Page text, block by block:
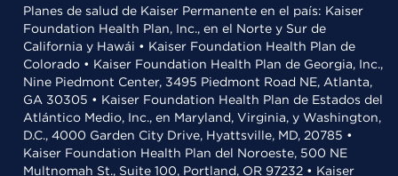
Planes de salud de Kaiser Permanente en el país: Kaiser
Foundation Health Plan, Inc., en el Norte y Sur de
California y Hawái • Kaiser Foundation Health Plan de
Colorado • Kaiser Foundation Health Plan de Georgia, Inc.,
Nine Piedmont Center, 3495 Piedmont Road NE, Atlanta,
GA 30305 • Kaiser Foundation Health Plan de Estados del
Atlántico Medio, Inc., en Maryland, Virginia, y Washington,
D.C., 4000 Garden City Drive, Hyattsville, MD, 20785 •
Kaiser Foundation Health Plan del Noroeste, 500 NE
Multnomah St., Suite 100, Portland, OR 97232 • Kaiser